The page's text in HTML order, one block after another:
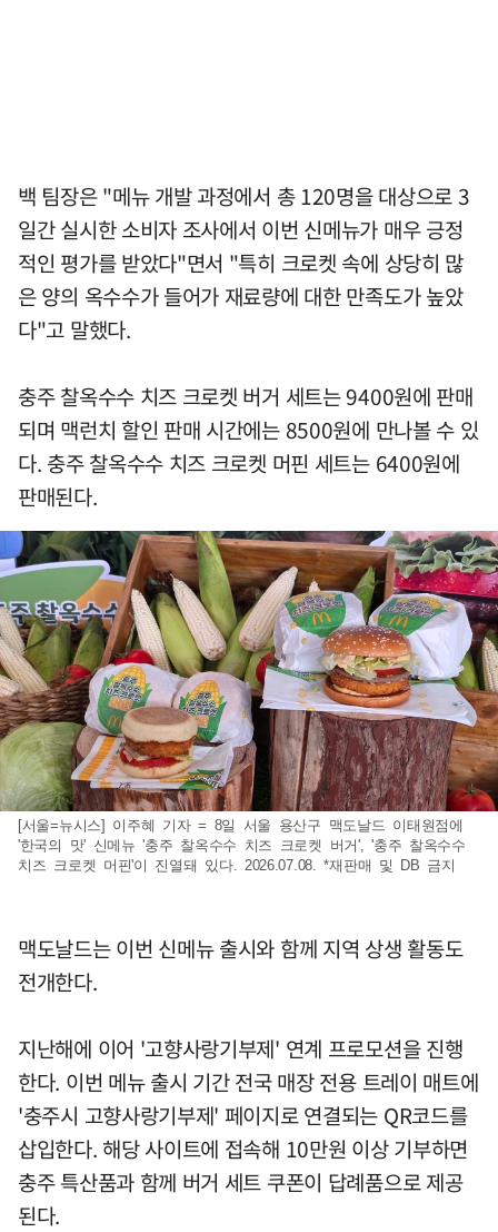
백 팀장은 "메뉴 개발 과정에서 총 120명을 대상으로 3
일간 실시한 소비자 조사에서 이번 신메뉴가 매우 긍정
적인 평가를 받았다"면서 "특히 크로켓 속에 상당히 많
은 양의 옥수수가 들어가 재료량에 대한 만족도가 높았
다"고 말했다.
충주 찰옥수수 치즈 크로켓 버거 세트는 9400원에 판매
되며 맥런치 할인 판매 시간에는 8500원에 만나볼 수 있
다. 충주 찰옥수수 치즈 크로켓 머핀 세트는 6400원에
판매된다.
[서울=뉴시스] 이주혜 기자 = 8일 서울 용산구 맥도날드 이태원점에
'한국의 맛' 신메뉴 '충주 찰옥수수 치즈 크로켓 버거', '충주 찰옥수수
치즈 크로켓 머핀'이 진열돼 있다. 2026.07.08. *재판매 및 DB 금지
맥도날드는 이번 신메뉴 출시와 함께 지역 상생 활동도
전개한다.
지난해에 이어 '고향사랑기부제' 연계 프로모션을 진행
한다. 이번 메뉴 출시 기간 전국 매장 전용 트레이 매트에
'충주시 고향사랑기부제' 페이지로 연결되는 QR코드를
삽입한다. 해당 사이트에 접속해 10만원 이상 기부하면
충주 특산품과 함께 버거 세트 쿠폰이 답례품으로 제공
된다.